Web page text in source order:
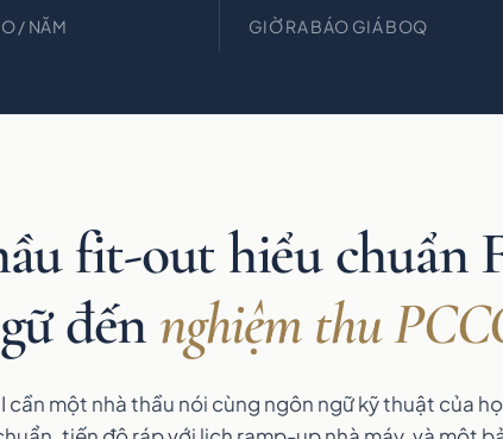
/ NĂM GIỜ RA BÁO GIÁ BOQ
fit-out hiểu chuẩn
đếnnghiệm thu
cần một nhà thầu nói cùng ngôn ngữ kỹ thuật của